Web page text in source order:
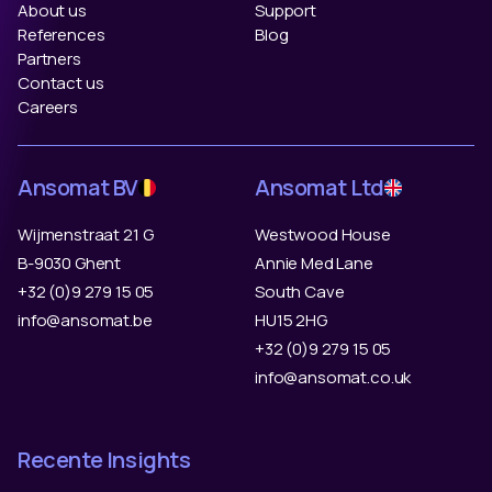
About us
References
Partners
Contact us
Careers
Support
Blog
Ansomat BV
Wijmenstraat 21 G
B-9030 Ghent
+32 (0)9 279 15 05
info@ansomat.be
Ansomat Ltd
Westwood House
Annie Med Lane
South Cave
HU15 2HG
+32 (0)9 279 15 05
info@ansomat.co.uk
Recente Insights